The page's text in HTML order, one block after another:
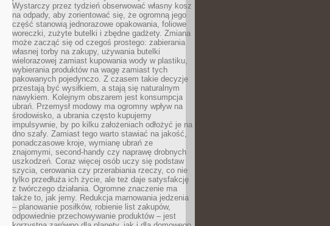
Wystarczy przez tydzień obserwować własny kosz
na odpady, aby zorientować się, że ogromną jego
część stanowią jednorazowe opakowania, foliowe
woreczki, zużyte butelki i zbędne gadżety. Zmiana
może zacząć się od czegoś prostego: zabierania
własnej torby na zakupy, używania butelki
wielorazowej zamiast kupowania wody w plastiku,
wybierania produktów na wagę zamiast tych
pakowanych pojedynczo. Z czasem takie decyzje
przestają być wysiłkiem, a stają się naturalnym
nawykiem. Kolejnym obszarem jest konsumpcja
ubrań. Przemysł modowy ma ogromny wpływ na
środowisko, a ubrania często kupujemy
impulsywnie, by po kilku założeniach odłożyć je na
dno szafy. Zamiast tego warto stawiać na jakość,
ponadczasowe kroje, wymianę ubrań ze
znajomymi, second-handy czy naprawę drobnych
uszkodzeń. Coraz więcej osób uczy się podstaw
szycia, cerowania czy przerabiania rzeczy, co nie
tylko przedłuża ich życie, ale też daje satysfakcję
z twórczego działania. Ogromne znaczenie ma
także to, jak jemy. Redukcja marnowania jedzenia
– planowanie posiłków, robienie list zakupów,
odpowiednie przechowywanie produktów – jest